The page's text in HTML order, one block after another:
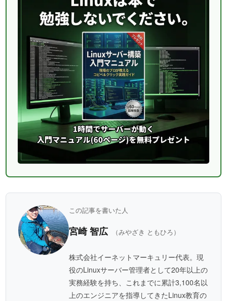
この記事を書いた人
宮崎 智広 （みやざき ともひろ）
株式会社イーネットマーキュリー代表。現
役のLinuxサーバー管理者として20年以上の
実務経験を持ち、これまでに累計3,100名以
上のエンジニアを指導してきたLinux教育の